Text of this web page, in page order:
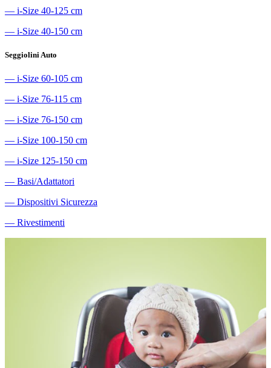
― i-Size 40-125 cm
― i-Size 40-150 cm
Seggiolini Auto
― i-Size 60-105 cm
― i-Size 76-115 cm
― i-Size 76-150 cm
― i-Size 100-150 cm
― i-Size 125-150 cm
― Basi/Adattatori
― Dispositivi Sicurezza
― Rivestimenti